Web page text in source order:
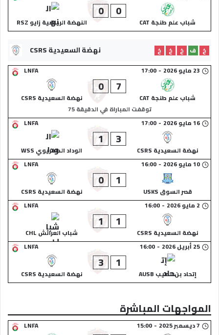
شباب علم طنجة CAT
0
0
النهضة الرياضية زايو RSZ
نهضة السعيدية CSRS خ ف خ خ
خ
LNFA
23 مايو 2026 -
17:00
شباب علم طنجة CAT
7
0
نهضة السعيدية CSRS
توقفت المباراة في الدقيقة 75
LNFA
16 مايو 2026 -
17:00
نهضة السعيدية CSRS
3
1
الوداد الصفريوي WSS
LNFA
10 مايو 2026 -
16:00
قصر السوق USKS
1
0
نهضة السعيدية CSRS
LNFA
2 مايو 2026 -
16:00
نهضة السعيدية CSRS
1
1
شباب العرائش CHL
LNFA
25 أبريل 2026 -
16:00
إتحاد بن الطيب AUSB
1
3
نهضة السعيدية CSRS
المواجهات المباشرة
LNFA 7 ديسمبر 2025 -
15:00